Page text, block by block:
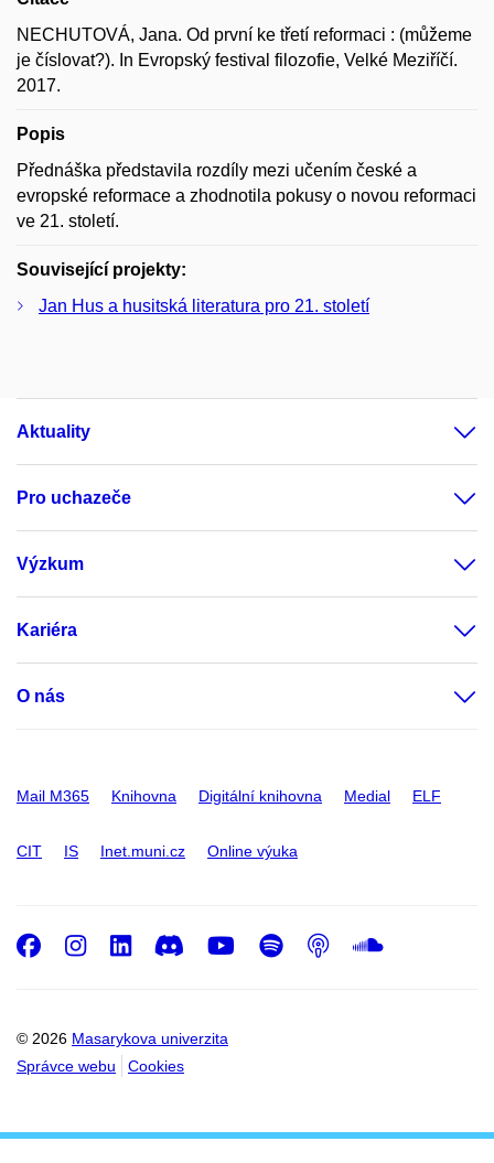
NECHUTOVÁ, Jana. Od první ke třetí reformaci : (můžeme
je číslovat?). In Evropský festival filozofie, Velké Meziříčí.
2017.
Popis
Přednáška představila rozdíly mezi učením české a
evropské reformace a zhodnotila pokusy o novou reformaci
ve 21. století.
Související projekty:
Jan Hus a husitská literatura pro 21. století
Aktuality
Pro uchazeče
Výzkum
Kariéra
O nás
Mail M365 Knihovna Digitální knihovna Medial ELF
CIT IS Inet.muni.cz Online výuka
© 2026 Masarykova univerzita
Správce webu
Cookies
Facebook
Instagram
LinkedIn
DiscordYoutube
Spotify
Podcast